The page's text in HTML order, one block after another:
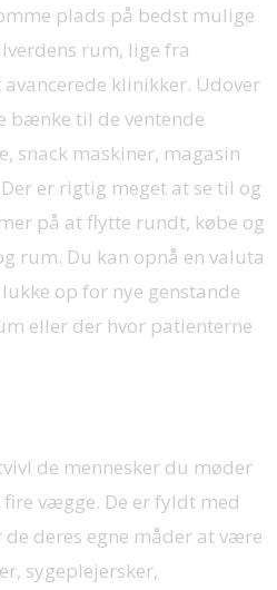
plads på bedst mulige
rum, lige fra
klinikker. Udover
bænke til de ventende
snack maskiner, magasin
er rigtig meget at se til og
på at flytte rundt, købe og
rum. Du kan opnå en valuta
op for nye genstande
eller der hvor patienterne
de mennesker du møder
vægge. De er fyldt med
deres egne måder at være
sygeplejersker,